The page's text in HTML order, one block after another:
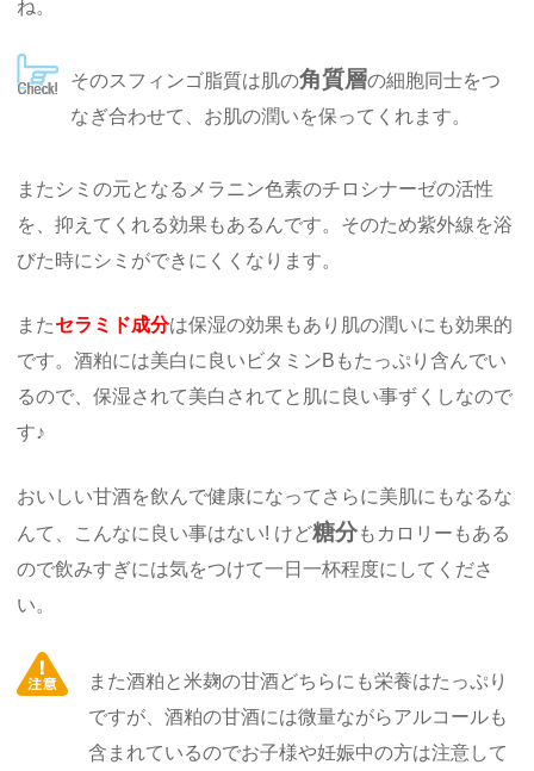
ね。
そのスフィンゴ脂質は肌の角質層の細胞同士をつ
なぎ合わせて、お肌の潤いを保ってくれます。
またシミの元となるメラニン色素のチロシナーゼの活性
を、抑えてくれる効果もあるんです。そのため紫外線を浴
びた時にシミができにくくなります。
またセラミド成分は保湿の効果もあり肌の潤いにも効果的
です。酒粕には美白に良いビタミンBもたっぷり含んでい
るので、保湿されて美白されてと肌に良い事ずくしなので
す♪
おいしい甘酒を飲んで健康になってさらに美肌にもなるな
んて、こんなに良い事はない! けど糖分もカロリーもある
ので飲みすぎには気をつけて一日一杯程度にしてくださ
い。
また酒粕と米麹の甘酒どちらにも栄養はたっぷり
ですが、酒粕の甘酒には微量ながらアルコールも
含まれているのでお子様や妊娠中の方は注意して